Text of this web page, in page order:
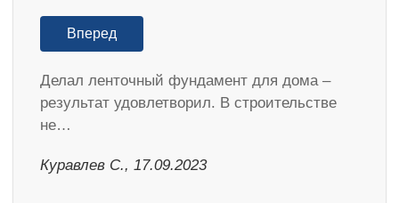
Вперед
Делал ленточный фундамент для дома –
результат удовлетворил. В строительстве
не…
Куравлев С., 17.09.2023